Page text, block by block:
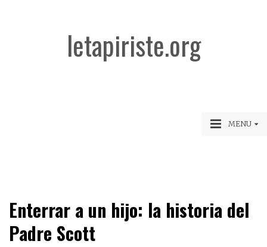
letapiriste.org
MENU
Enterrar a un hijo: la historia del
Padre Scott